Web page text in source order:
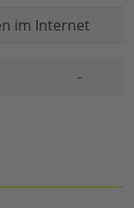
im Internet
-